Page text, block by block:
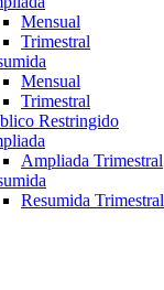
Mensual
Trimestral
Mensual
Trimestral
Restringido
Ampliada Trimestral
Resumida Trimestral